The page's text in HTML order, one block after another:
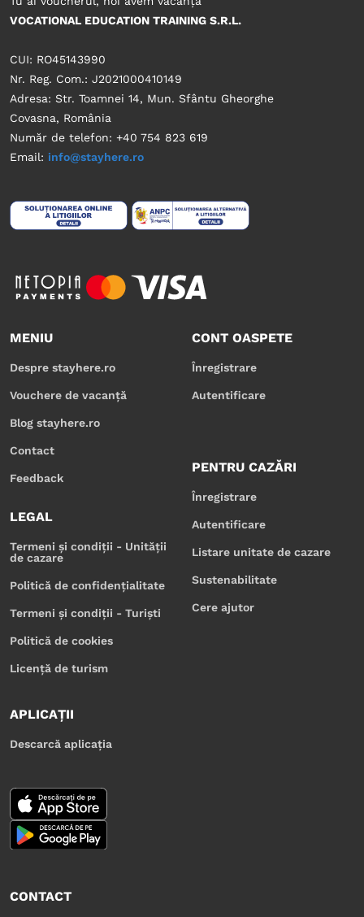
VOCATIONAL EDUCATION TRAINING S.R.L.
CUI: RO45143990
Nr. Reg. Com.: J2021000410149
Adresa: Str. Toamnei 14, Mun. Sfântu Gheorghe
Covasna, România
Număr de telefon: +40 754 823 619
Email: info@stayhere.ro
MENIU
Despre stayhere.ro
Vouchere de vacanță
Blog stayhere.ro
Contact
Feedback
LEGAL
Termeni și condiții - Unității
de cazare
Politică de confidențialitate
Termeni și condiții - Turiști
Politică de cookies
Licență de turism
CONT OASPETE
Înregistrare
Autentificare
PENTRU CAZĂRI
Înregistrare
Autentificare
Listare unitate de cazare
Sustenabilitate
Cere ajutor
APLICAȚII
Descarcă aplicația
CONTACT